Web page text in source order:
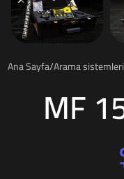
Ana Sayfa/Arama sistemleri
MF